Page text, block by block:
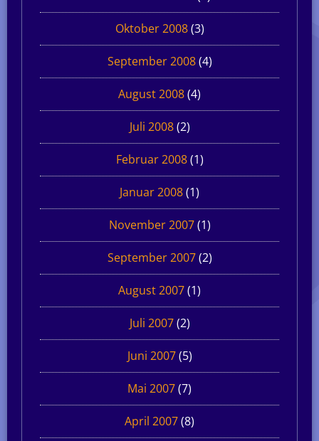
Oktober 2008(3)
September 2008(4)
August 2008(4)
Juli 2008(2)
Februar 2008(1)
Januar 2008(1)
November 2007(1)
September 2007(2)
August 2007(1)
Juli 2007(2)
Juni 2007(5)
Mai 2007(7)
April 2007(8)